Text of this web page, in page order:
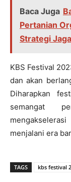
Baca Juga
Pertanian
Strategi
KBS Festival
dan akan
Diharapkan
semangat
menjalani era
TAGS kbs festival